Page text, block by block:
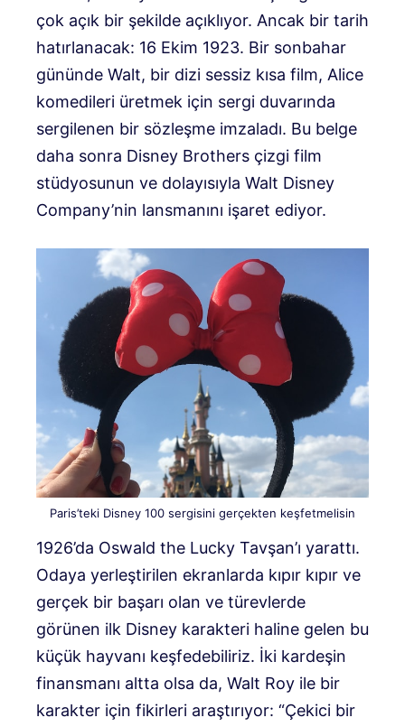
çok açık bir şekilde açıklıyor. Ancak bir tarih
hatırlanacak: 16 Ekim 1923. Bir sonbahar
gününde Walt, bir dizi sessiz kısa film, Alice
komedileri üretmek için sergi duvarında
sergilenen bir sözleşme imzaladı. Bu belge
daha sonra Disney Brothers çizgi film
stüdyosunun ve dolayısıyla Walt Disney
Company’nin lansmanını işaret ediyor.
Paris’teki Disney 100 sergisini gerçekten keşfetmelisin
1926’da Oswald the Lucky Tavşan’ı yarattı.
Odaya yerleştirilen ekranlarda kıpır kıpır ve
gerçek bir başarı olan ve türevlerde
görünen ilk Disney karakteri haline gelen bu
küçük hayvanı keşfedebiliriz. İki kardeşin
finansmanı altta olsa da, Walt Roy ile bir
karakter için fikirleri araştırıyor: “Çekici bir